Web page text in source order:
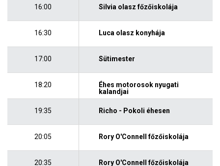
16:00 Silvia olasz főzőiskolája
16:30 Luca olasz konyhája
17:00 Sütimester
18:20
Éhes motorosok nyugati
kalandjai
19:35 Richo - Pokoli éhesen
20:05 Rory O'Connell főzőiskolája
20:35 Rory O'Connell főzőiskolája